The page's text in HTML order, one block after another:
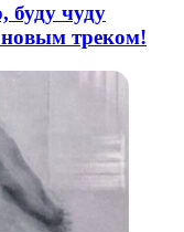
буду чуду
треком!